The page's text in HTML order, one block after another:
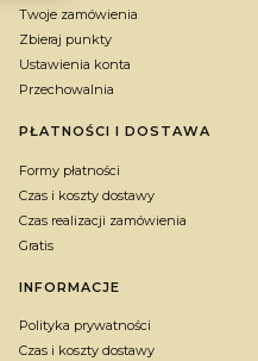
Twoje zamówienia
Zbieraj punkty
Ustawienia konta
Przechowalnia
PŁATNOŚCI I DOSTAWA
Formy płatności
Czas i koszty dostawy
Czas realizacji zamówienia
Gratis
INFORMACJE
Polityka prywatności
Czas i koszty dostawy